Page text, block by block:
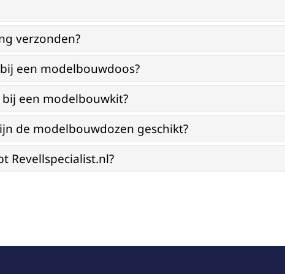
verzonden?
een modelbouwdoos?
een modelbouwkit?
de modelbouwdozen geschikt?
Revellspecialist.nl?